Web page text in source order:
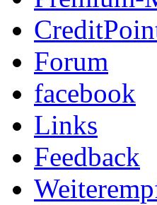
Forum
facebook
Links
Feedback